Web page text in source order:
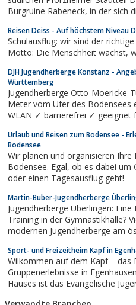
Burgruine Rabeneck, in der sich die moderne Jugendherberge
Reisen Deiss - Auf höchstem Niveau
Schulausflug: wir sind der
DJH Jugendherberge Konstanz -
Württemberg
Jugendherberge Otto-Moericke-
Meter vom Ufer des
WLAN ✓ barrierefrei ✓ geeignet
Urlaub und Reisen zum Bodensee -
Bodensee
Wir planen und organisieren Ihre
Bodensee. Egal, ob es dabei um Gruppenreisen, Klassenfahrten
oder einen Tagesausflug geht!
Martin-Buber-Jugendherberge
Jugendherberge Überlingen:
Training in der Gymnastikhalle?
modernen Jugendherberge am
Sport- und Freizeitheim Kapf in
Wilkommen auf dem Kapf – das
Gruppenerlebnisse in
Hauses ist das Evangelische